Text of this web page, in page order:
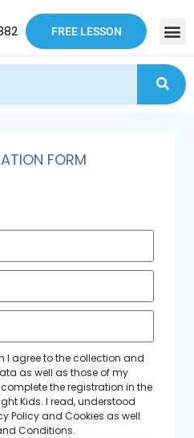
FREE LESSON
FORM
I agree to the collection and
as well as those of my
the registration in the
Kids. I read, understood
Policy and Cookies as well
Conditions.